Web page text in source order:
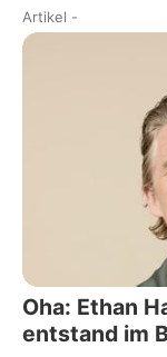
Artikel -
Oha: Ethan
entstand im